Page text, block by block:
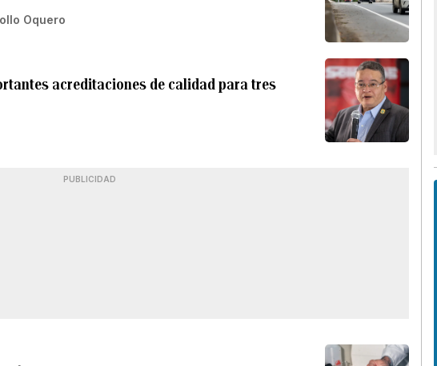
Oquero
acreditaciones de calidad para tres
PUBLICIDAD